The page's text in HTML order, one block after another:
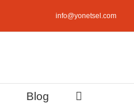
info@yonetsel.com
Blog